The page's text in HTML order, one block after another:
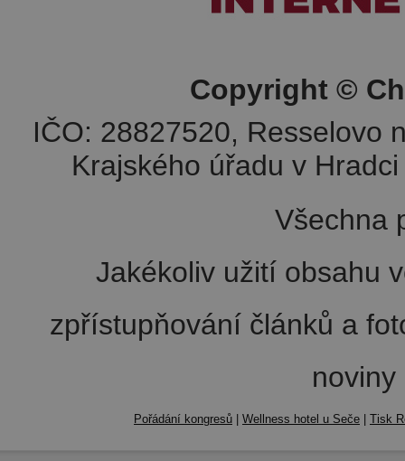
Copyright ©
IČO: 28827520, Resselovo
Krajského úřadu v
Všechna
Jakékoliv užití obsahu
zpřístupňování článků a
Pořádání kongresů | Wellness hotel u Seče | Tisk